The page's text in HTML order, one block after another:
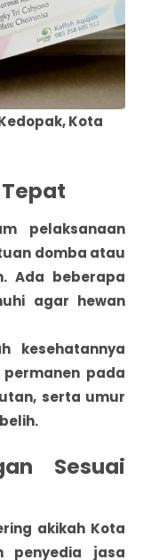
Kota
pelaksanaan
domba atau
Ada beberapa
agar hewan
kesehatannya
pada
serta umur
Sesuai
akikah Kota
penyedia jasa